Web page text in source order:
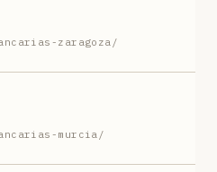
zaragoza/
murcia/